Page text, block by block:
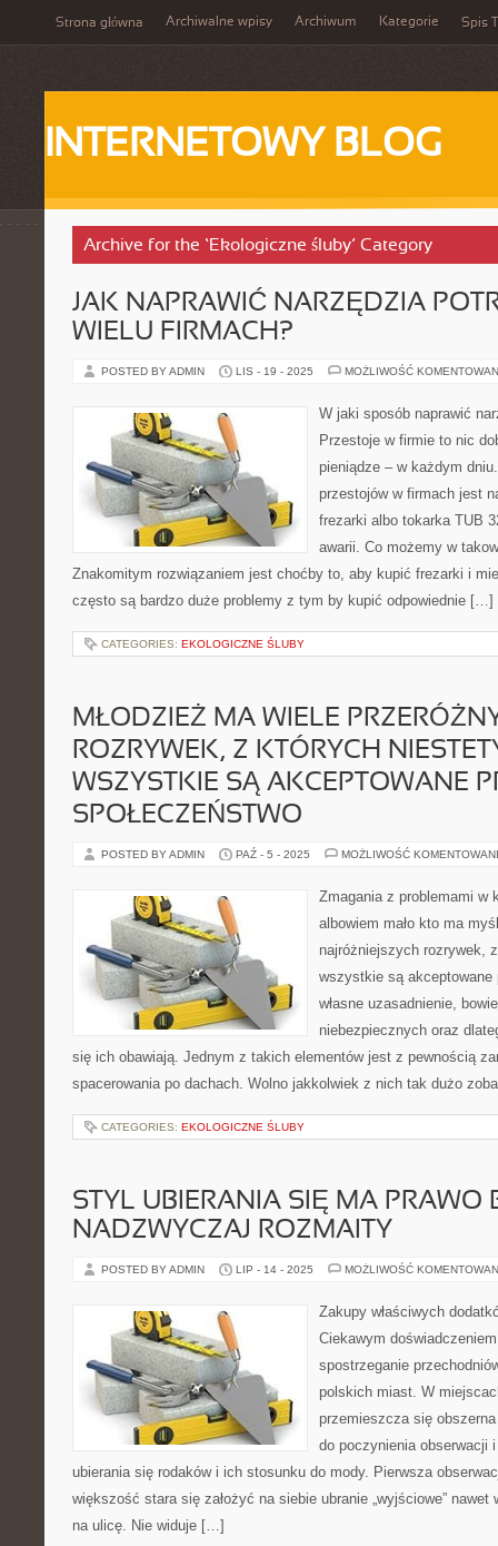
Strona główna Archiwalne wpisy Archiwum Kategorie Spis
INTERNETOWY BLOG
Archive for the ‘Ekologiczne śluby’ Category
JAK NAPRAWIĆ NARZĘDZIA
WIELU FIRMACH?
POSTED BY ADMIN LIS - 19 - 2025 MOŻLIWOŚĆ
W jaki sposób naprawić
Przestoje w firmie to nic
pieniądze – w każdym
przestojów w firmach jest
frezarki albo tokarka TUB
awarii. Co możemy w
Znakomitym rozwiązaniem jest choćby to, aby kupić frezarki i
często są bardzo duże problemy z tym by kupić odpowiednie […]
CATEGORIES: EKOLOGICZNE ŚLUBY
MŁODZIEŻ MA WIELE
ROZRYWEK, Z KTÓRYCH
WSZYSTKIE SĄ AKCEPTOWANE
SPOŁECZEŃSTWO
POSTED BY ADMIN PAŹ - 5 - 2025 MOŻLIWOŚĆ
Zmagania z problemami w
albowiem mało kto ma
najróżniejszych rozrywek,
wszystkie są akceptowane
własne uzasadnienie,
niebezpiecznych oraz
się ich obawiają. Jednym z takich elementów jest z pewnością
spacerowania po dachach. Wolno jakkolwiek z nich tak dużo
CATEGORIES: EKOLOGICZNE ŚLUBY
STYL UBIERANIA SIĘ MA PRAWO
NADZWYCZAJ ROZMAITY
POSTED BY ADMIN LIP - 14 - 2025 MOŻLIWOŚĆ
Zakupy właściwych
Ciekawym
spostrzeganie
polskich miast. W
przemieszcza się
do poczynienia obserwacji
ubierania się rodaków i ich stosunku do mody. Pierwsza
większość stara się założyć na siebie ubranie „wyjściowe”
na ulicę. Nie widuje […]